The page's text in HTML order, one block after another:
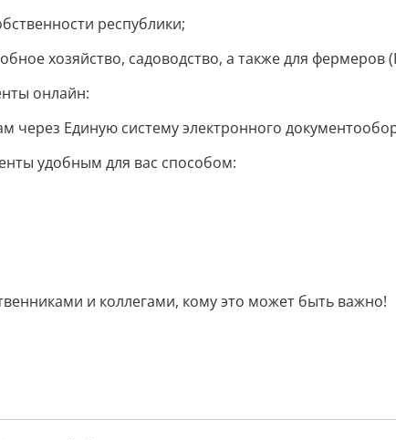
республики;
хозяйство, садоводство, а также для фермеров
онлайн:
через Единую систему электронного
удобным для вас способом:
и коллегами, кому это может быть важно!